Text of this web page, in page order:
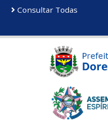
Consultar Todas